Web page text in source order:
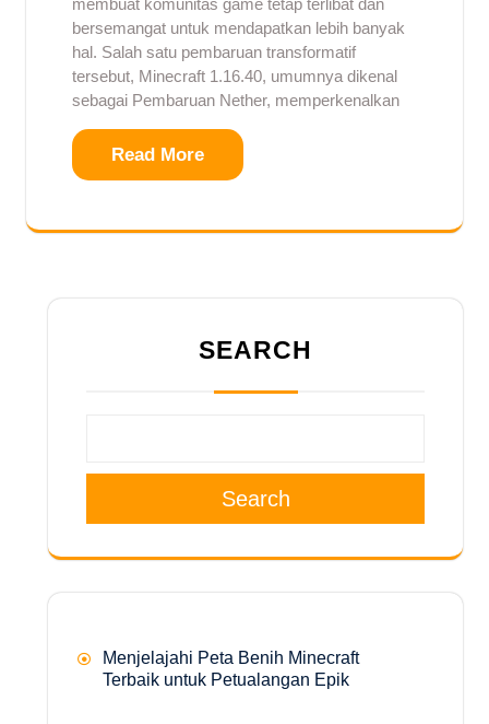
membuat komunitas game tetap terlibat dan
bersemangat untuk mendapatkan lebih banyak
hal. Salah satu pembaruan transformatif
tersebut, Minecraft 1.16.40, umumnya dikenal
sebagai Pembaruan Nether, memperkenalkan
Read More
SEARCH
Search
Menjelajahi Peta Benih Minecraft
Terbaik untuk Petualangan Epik